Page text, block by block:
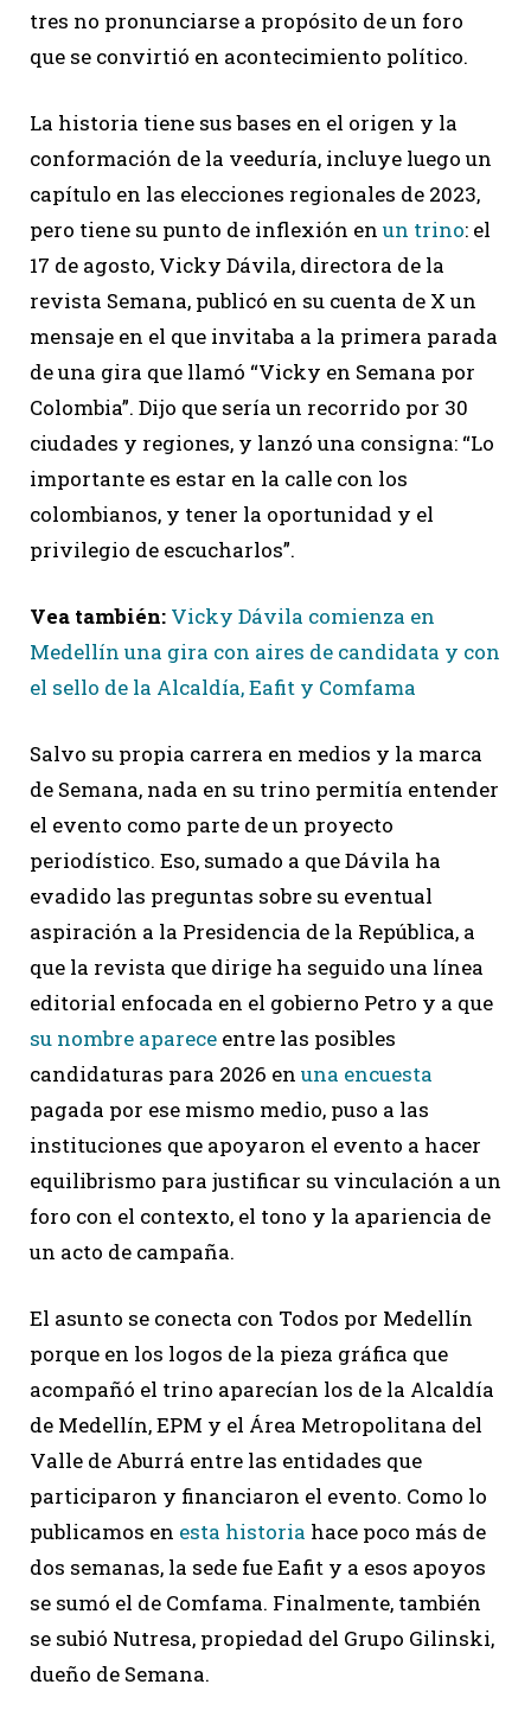
tres no pronunciarse a propósito de un foro
que se convirtió en acontecimiento político.
La historia tiene sus bases en el origen y la
conformación de la veeduría, incluye luego un
capítulo en las elecciones regionales de 2023,
pero tiene su punto de inflexión en un trino: el
17 de agosto, Vicky Dávila, directora de la
revista Semana, publicó en su cuenta de X un
mensaje en el que invitaba a la primera parada
de una gira que llamó “Vicky en Semana por
Colombia”. Dijo que sería un recorrido por 30
ciudades y regiones, y lanzó una consigna: “Lo
importante es estar en la calle con los
colombianos, y tener la oportunidad y el
privilegio de escucharlos”.
Vea también: Vicky Dávila comienza en
Medellín una gira con aires de candidata y con
el sello de la Alcaldía, Eafit y Comfama
Salvo su propia carrera en medios y la marca
de Semana, nada en su trino permitía entender
el evento como parte de un proyecto
periodístico. Eso, sumado a que Dávila ha
evadido las preguntas sobre su eventual
aspiración a la Presidencia de la República, a
que la revista que dirige ha seguido una línea
editorial enfocada en el gobierno Petro y a que
su nombre aparece entre las posibles
candidaturas para 2026 en una encuesta
pagada por ese mismo medio, puso a las
instituciones que apoyaron el evento a hacer
equilibrismo para justificar su vinculación a un
foro con el contexto, el tono y la apariencia de
un acto de campaña.
El asunto se conecta con Todos por Medellín
porque en los logos de la pieza gráfica que
acompañó el trino aparecían los de la Alcaldía
de Medellín, EPM y el Área Metropolitana del
Valle de Aburrá entre las entidades que
participaron y financiaron el evento. Como lo
publicamos en esta historia hace poco más de
dos semanas, la sede fue Eafit y a esos apoyos
se sumó el de Comfama. Finalmente, también
se subió Nutresa, propiedad del Grupo Gilinski,
dueño de Semana.